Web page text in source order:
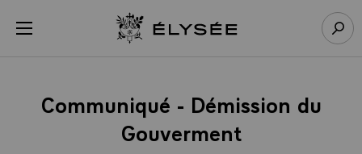
menu Retour à l’accueil Élysée
Communiqué - Démission du
Gouverment
Panneau de gestion des cookies